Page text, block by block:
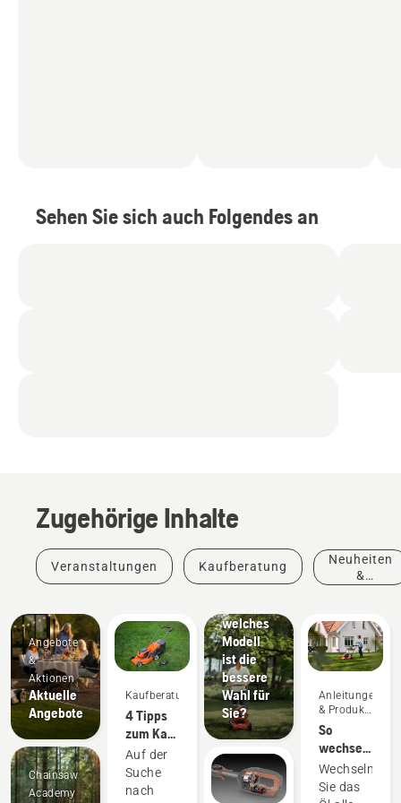
Sehen Sie sich auch Folgendes an
Zugehörige Inhalte
Veranstaltungen Kaufberatung
Neuheiten
&
Angebote
&
Aktionen
Aktuelle
Angebote
Chainsaw
Academy
Kaufberatung
4 Tipps
zum Kauf
eines
Rasenmähers
Auf der
Suche
nach
im
Vergleich
zu
Benzin-
Rasenmähern
welches
Modell
ist die
bessere
Wahl für
Sie?
Anleitungen
& Produkt-
Leitfäden
So
wechseln
Sie das
Öl Ihres
Wechseln
Sie das